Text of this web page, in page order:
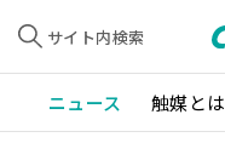
サイト内検索
ニュース 触媒とは